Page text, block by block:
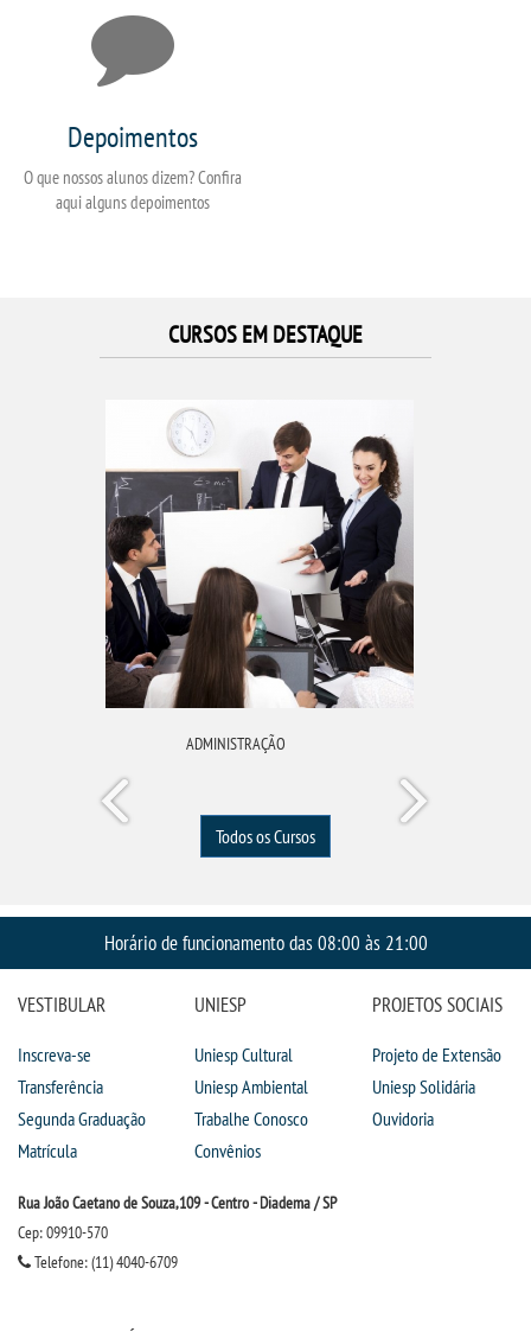
Depoimentos
O que nossos alunos dizem? Confira
aqui alguns depoimentos
CURSOS EM DESTAQUE
ADMINISTRAÇÃO
Todos os Cursos
Horário de funcionamento das 08:00 às 21:00
VESTIBULAR
Inscreva-se
Transferência
Segunda Graduação
Matrícula
UNIESP
Uniesp Cultural
Uniesp Ambiental
Trabalhe Conosco
Convênios
PROJETOS SOCIAIS
Projeto de Extensão
Uniesp Solidária
Ouvidoria
Rua João Caetano de Souza,109 - Centro - Diadema / SP
Cep: 09910-570
Telefone: (11) 4040-6709